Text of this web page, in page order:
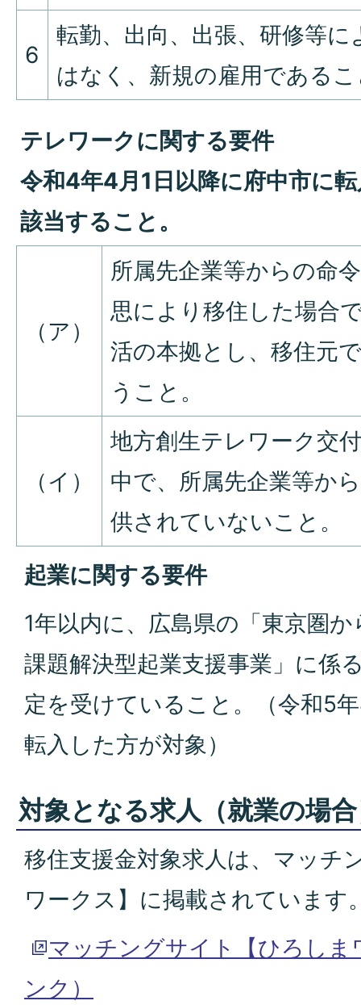
6
転勤、出向、出張、研修等
はなく、新規の雇用である
テレワークに関する要件
令和4年4月1日以降に府中市に
該当すること。
（ア）
所属先企業等からの命
思により移住した場合
活の本拠とし、移住元
うこと。
（イ）
地方創生テレワーク交
中で、所属先企業等か
供されていないこと。
起業に関する要件
1年以内に、広島県の「東京圏
課題解決型起業支援事業」に係
定を受けていること。（令和5
転入した方が対象）
対象となる求人（就業の場
移住支援金対象求人は、マッチ
ワークス】に掲載されています
マッチングサイト【ひろしま
ンク）